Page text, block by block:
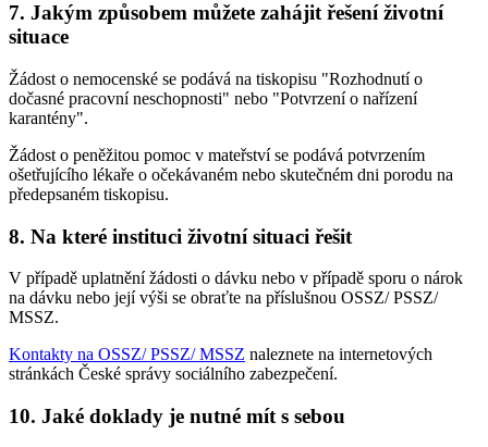
7. Jakým způsobem můžete zahájit řešení životní
situace
Žádost o nemocenské se podává na tiskopisu "Rozhodnutí o
dočasné pracovní neschopnosti" nebo "Potvrzení o nařízení
karantény".
Žádost o peněžitou pomoc v mateřství se podává potvrzením
ošetřujícího lékaře o očekávaném nebo skutečném dni porodu na
předepsaném tiskopisu.
8. Na které instituci životní situaci řešit
V případě uplatnění žádosti o dávku nebo v případě sporu o nárok
na dávku nebo její výši se obraťte na příslušnou OSSZ/ PSSZ/
MSSZ.
Kontakty na OSSZ/ PSSZ/ MSSZ naleznete na internetových
stránkách České správy sociálního zabezpečení.
10. Jaké doklady je nutné mít s sebou